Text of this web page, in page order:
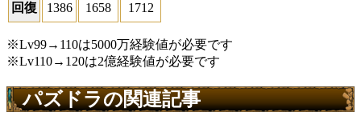
回復 1386 1658 1712
※Lv99→110は5000万経験値が必要です
※Lv110→120は2億経験値が必要です
パズドラの関連記事